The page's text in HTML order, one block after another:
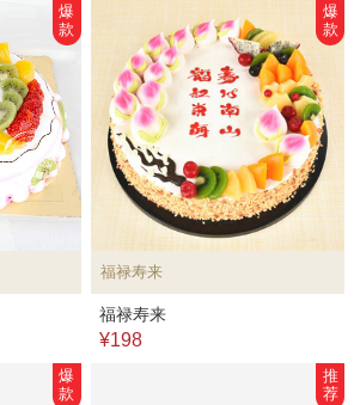
爆
款
福禄寿来
爆
款
福禄寿来
¥198
爆
款
推
荐